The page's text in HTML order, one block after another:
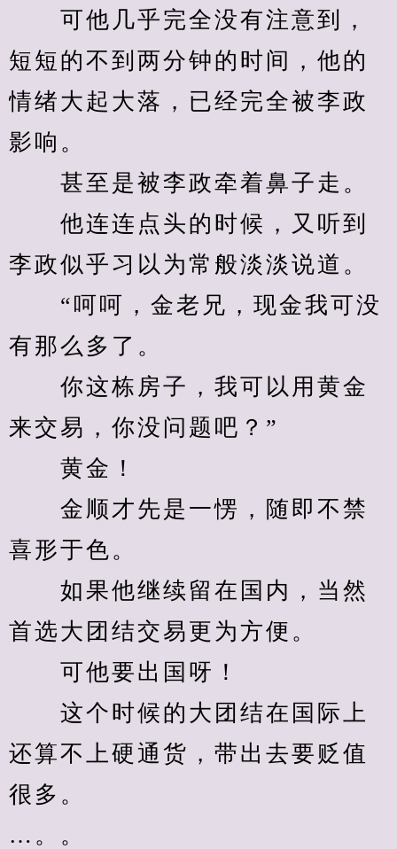
可他几乎完全没有注意到，
短短的不到两分钟的时间，他的
情绪大起大落，已经完全被李政
影响。
甚至是被李政牵着鼻子走。
他连连点头的时候，又听到
李政似乎习以为常般淡淡说道。
“呵呵，金老兄，现金我可没
有那么多了。
你这栋房子，我可以用黄金
来交易，你没问题吧？”
黄金！
金顺才先是一愣，随即不禁
喜形于色。
如果他继续留在国内，当然
首选大团结交易更为方便。
可他要出国呀！
这个时候的大团结在国际上
还算不上硬通货，带出去要贬值
很多。
…。。